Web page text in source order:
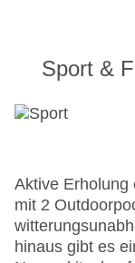
Sport &
Aktive Erholung
mit 2
hinaus gibt es